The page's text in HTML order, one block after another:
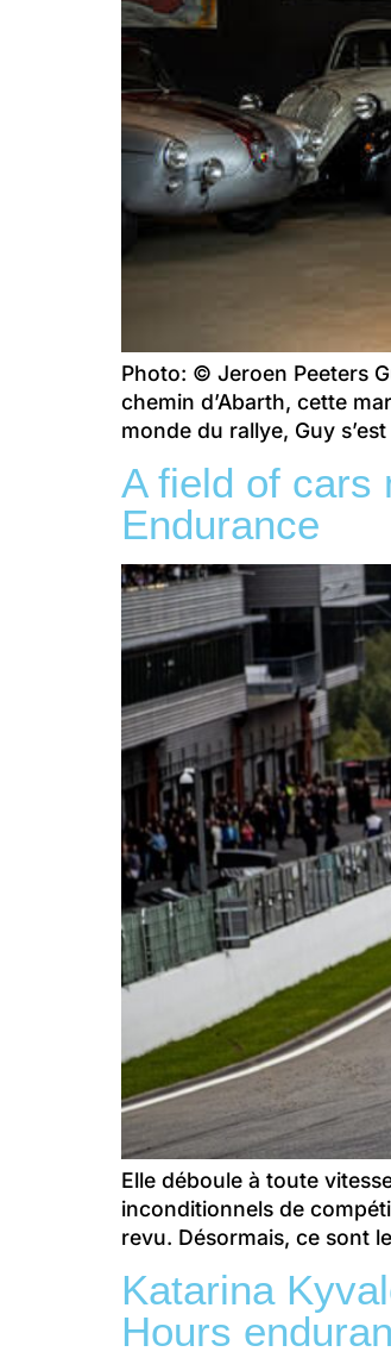
Photo: © Jeroen Peeters
chemin d’Abarth, cette
monde du rallye, Guy
A field of cars
Endurance
Elle déboule à toute
inconditionnels de
revu. Désormais, ce sont
Katarina
Hours